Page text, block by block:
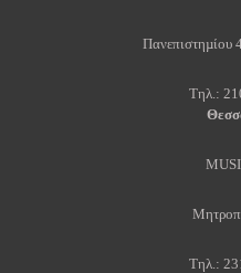
Πανεπιστηµίου
Τηλ.:
Τηλ.: